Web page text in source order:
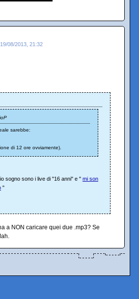
19/08/2013, 21:32
sarebbe:
di 12 ore ovviamente).
sogno sono i live di "16 anni" e " mi son
"
a NON caricare quei due .mp3? Se